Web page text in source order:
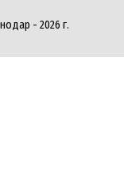
- 2026 г.